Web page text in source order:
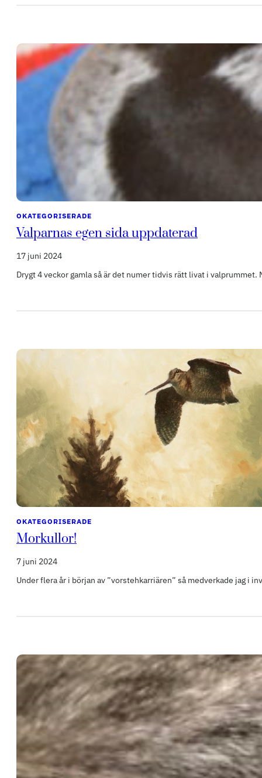
OKATEGORISERADE
Valparnas egen sida uppdaterad
17 juni 2024
Drygt 4 veckor gamla så är det numer tidvis rätt livat i valprummet.
OKATEGORISERADE
Morkullor!
7 juni 2024
Under flera år i början av ”vorstehkarriären” så medverkade jag i